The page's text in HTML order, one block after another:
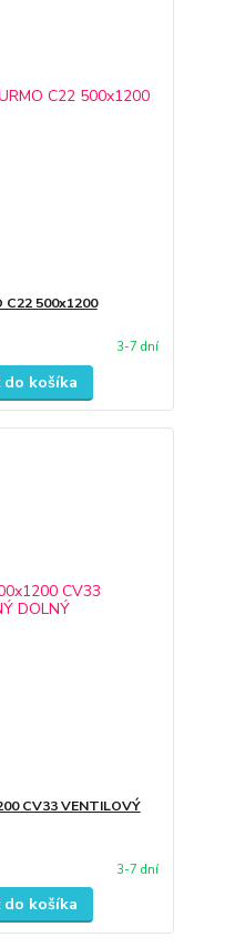
500x1200
3-7 dní
do košíka
CV33 VENTILOVÝ
3-7 dní
do košíka